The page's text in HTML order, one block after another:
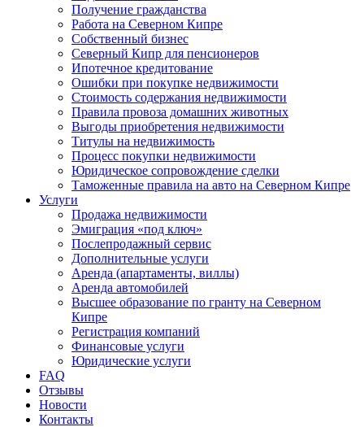
Получение гражданства
Работа на Северном Кипре
Собственный бизнес
Северный Кипр для пенсионеров
Ипотечное кредитование
Ошибки при покупке недвижимости
Стоимость содержания недвижимости
Правила провоза домашних животных
Выгоды приобретения недвижимости
Титулы на недвижимость
Процесс покупки недвижимости
Юридическое сопровождение сделки
Таможенные правила на авто на Северном Кипре
Услуги
Продажа недвижимости
Эмиграция «под ключ»
Послепродажный сервис
Дополнительные услуги
Аренда (апартаменты, виллы)
Аренда автомобилей
Высшее образование по гранту на Северном
Кипре
Регистрация компаний
Финансовые услуги
Юридические услуги
FAQ
Отзывы
Новости
Контакты